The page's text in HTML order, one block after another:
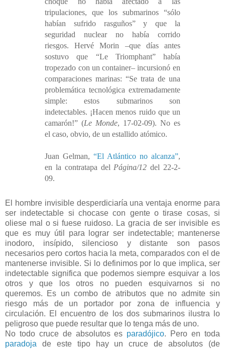
tripulaciones, que los submarinos “sólo
habían sufrido rasguños” y que la
seguridad nuclear no había corrido
riesgos. Hervé Morin –que días antes
sostuvo que “Le Triomphant” había
tropezado con un container– incursionó en
comparaciones marinas: “Se trata de una
problemática tecnológica extremadamente
simple: estos submarinos son
indetectables. ¡Hacen menos ruido que un
camarón!” (Le Monde, 17-02-09). No es
el caso, obvio, de un estallido atómico.
Juan Gelman,“El Atlántico no alcanza”,
en la contratapa delPágina/12 del 22-2-
09.
El hombre invisible desperdiciaría una ventaja enorme para
ser indetectable si chocase con gente o tirase cosas, si
oliese mal o si fuese ruidoso. La gracia de ser invisible es
que es muy útil para lograr ser indetectable; mantenerse
inodoro, insípido, silencioso y distante son pasos
necesarios pero cortos hacia la meta, comparados con el de
mantenerse invisible. Si lo definimos por lo que implica, ser
indetectable significa que podemos siempre esquivar a los
otros y que los otros no pueden esquivarnos si no
queremos. Es un combo de atributos que no admite sin
riesgo más de un portador por zona de influencia y
circulación. El encuentro de los dos submarinos ilustra lo
peligroso que puede resultar que lo tenga más de uno.
No todo cruce de absolutos es paradójico. Pero en toda
paradoja de este tipo hay un cruce de absolutos (de